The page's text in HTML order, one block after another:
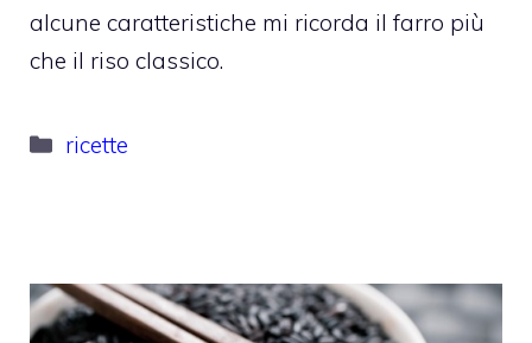
alcune caratteristiche mi ricorda il farro più
che il riso classico.
Categorie
ricette